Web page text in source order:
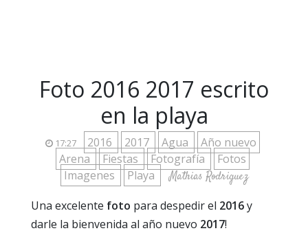
Foto 2016 2017 escrito
en la playa
17:27 2016 2017 Agua
Año nuevo
Arena
Fiestas Fotografía
Fotos
Imagenes
Playa Mathias Rodriguez
Una excelente foto para despedir el 2016y
darle la bienvenida al año nuevo 2017!